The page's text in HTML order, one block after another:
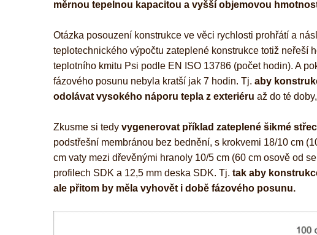
měrnou tepelnou kapacitou a vyšší objemovou
Otázka posouzení konstrukce ve věci rychlosti prohřátí a
teplotechnického výpočtu zateplené konstrukce totiž neřeší
teplotního kmitu Psi podle EN ISO 13786 (počet hodin). A
fázového posunu nebyla kratší jak 7 hodin. Tj. aby
odolávat vysokého náporu tepla z exteriéru až do té
Zkusme si tedy vygenerovat příklad zateplené šikmé
podstřešní membránou bez bednění, s krokvemi 18/10 cm
cm vaty mezi dřevěnými hranoly 10/5 cm (60 cm osově od
profilech SDK a 12,5 mm deska SDK. Tj. tak aby
ale přitom by měla vyhovět i době fázového posunu.